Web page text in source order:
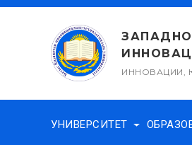
Перейти
содержимому
ИННОВАЦИИ,
УНИВЕРСИТЕТ